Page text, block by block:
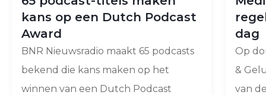
kans op een Dutch Podcast
Award
BNR Nieuwsradio maakt 65 podcasts
bekend die kans maken op het
winnen van een Dutch Podcast
dag
Op
&
van